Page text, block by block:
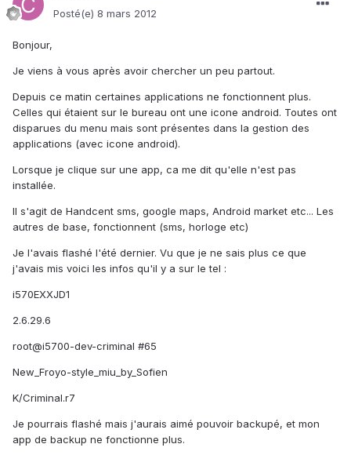
Posté(e) 8 mars 2012
Bonjour,
Je viens à vous après avoir chercher un peu partout.
Depuis ce matin certaines applications ne fonctionnent plus.
Celles qui étaient sur le bureau ont une icone android. Toutes ont
disparues du menu mais sont présentes dans la gestion des
applications (avec icone android).
Lorsque je clique sur une app, ca me dit qu'elle n'est pas
installée.
Il s'agit de Handcent sms, google maps, Android market etc... Les
autres de base, fonctionnent (sms, horloge etc)
Je l'avais flashé l'été dernier. Vu que je ne sais plus ce que
j'avais mis voici les infos qu'il y a sur le tel :
i570EXXJD1
2.6.29.6
root@i5700-dev-criminal #65
New_Froyo-style_miu_by_Sofien
K/Criminal.r7
Je pourrais flashé mais j'aurais aimé pouvoir backupé, et mon
app de backup ne fonctionne plus.